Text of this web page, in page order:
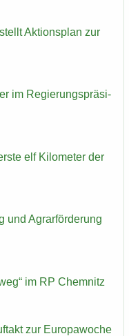
Ak­ti­ons­plan zur
im Re­gie­rungs­prä­si­
elf Ki­lo­me­ter der
und Agrar­för­de­rung
im RP Chem­nitz
zur Eu­ro­pa­wo­che